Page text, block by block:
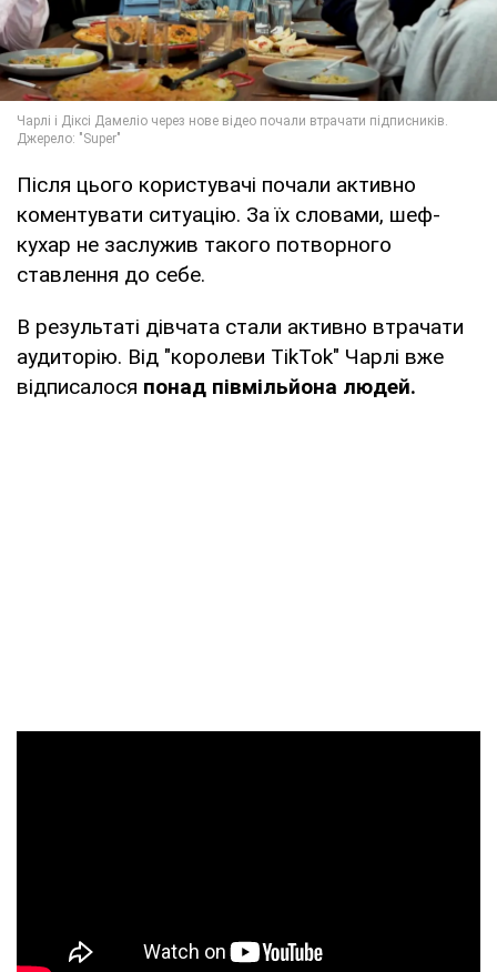
Після цього користувачі почали активно
коментувати ситуацію. За їх словами, шеф-
кухар не заслужив такого потворного
ставлення до себе.
В результаті дівчата стали активно втрачати
аудиторію. Від "королеви TikTok" Чарлі вже
відписалося понад півмільйона людей.